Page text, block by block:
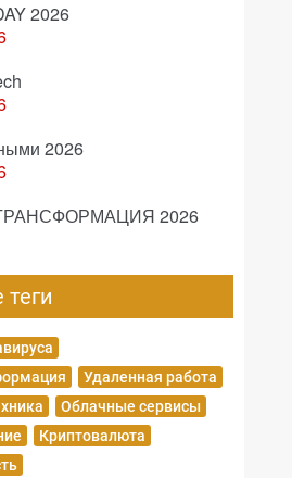
2026
2026
2026
Удаленная работа
Облачные сервисы
Криптовалюта